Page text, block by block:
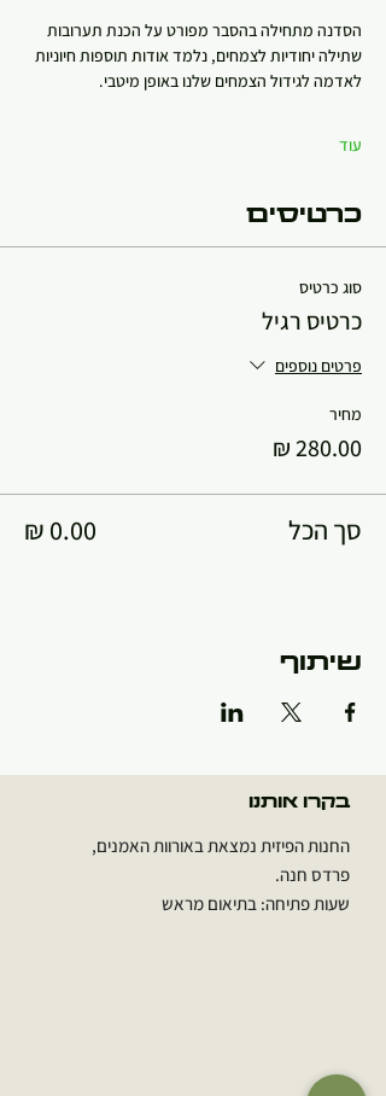
הסדנה מתחילה בהסבר מפורט על הכנת תערובות
שתילה יחודיות לצמחים, נלמד אודות תוספות חיוניות
לאדמה לגידול הצמחים שלנו באופן מיטבי.
עוד
כרטיסים
סוג כרטיס
כרטיס רגיל
פרטים נוספים
מחיר
סך הכל
שיתוף
בקרו אותנו
החנות הפיזית נמצאת באורוות האמנים,
פרדס חנה.
שעות פתיחה: בתיאום מראש